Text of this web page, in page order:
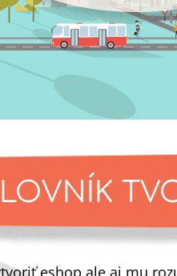
eshop ale aj mu